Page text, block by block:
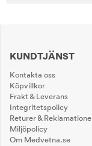
KUNDTJÄNST
Kontakta oss
Köpvillkor
Frakt & Leverans
Integritetspolicy
Returer &
Miljöpolicy
Om Medvetna.se